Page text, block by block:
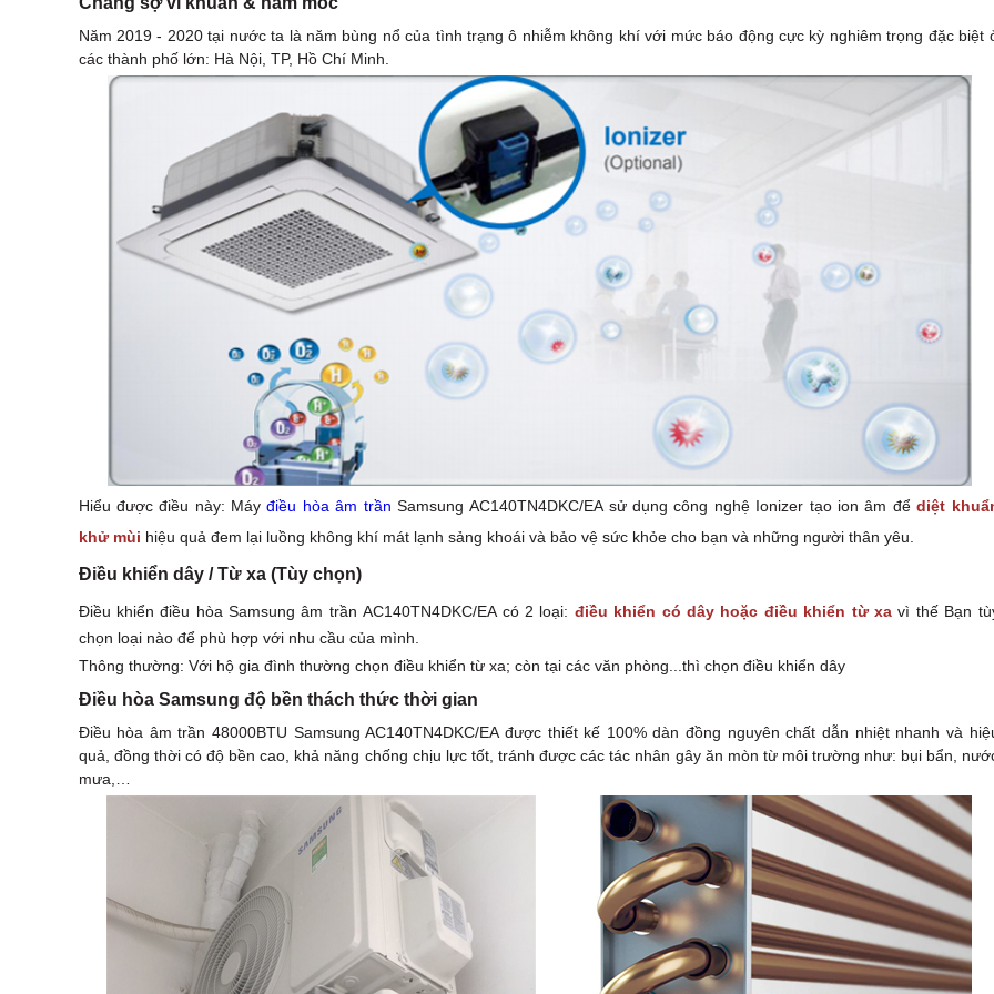
Năm 2019 - 2020 tại nước ta là năm bùng nổ của tình trạng ô nhiễm không khí với mức báo động cực kỳ nghiêm trọng đặc biệt
các thành phố lớn: Hà Nội, TP, Hồ Chí Minh.
Hiểu được điều này: Máyđiều hòa âm trần Samsung AC140TN4DKC/EA sử dụng công nghệ Ionizer tạo ion âm đểdiệt
khử mùi hiệu quả đem lại luồng không khí mát lạnh sảng khoái và bảo vệ sức khỏe cho bạn và những người thân yêu.
Điều khiển dây / Từ xa (Tùy chọn)
Điều khiển điều hòa Samsung âm trần AC140TN4DKC/EA có 2 loại: điều khiển có dây hoặc điều khiển từ xavì thế Bạn
chọn loại nào để phù hợp với nhu cầu của mình.
Thông thường: Với hộ gia đình thường chọn điều khiển từ xa; còn tại các văn phòng...thì chọn điều khiển dây
Điều hòa Samsung độ bền thách thức thời gian
Điều hòa âm trần 48000BTU Samsung AC140TN4DKC/EA được thiết kế 100% dàn đồng nguyên chất dẫn nhiệt nhanh và
quả, đồng thời có độ bền cao, khả năng chống chịu lực tốt, tránh được các tác nhân gây ăn mòn từ môi trường như: bụi bẩn,
mưa,…